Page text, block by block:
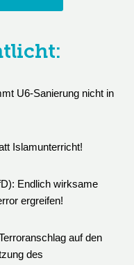
U6-Sanierung nicht in
Islamunterricht!
Endlich wirksame
ergreifen!
auf den
des